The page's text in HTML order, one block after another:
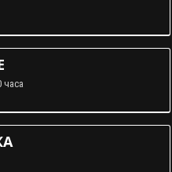
часа